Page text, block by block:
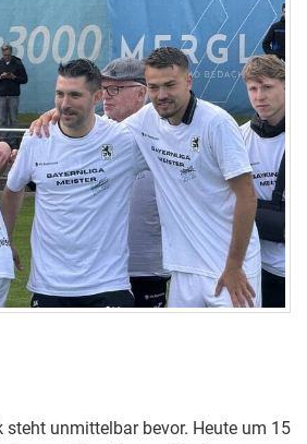
steht unmittelbar bevor. Heute um 15